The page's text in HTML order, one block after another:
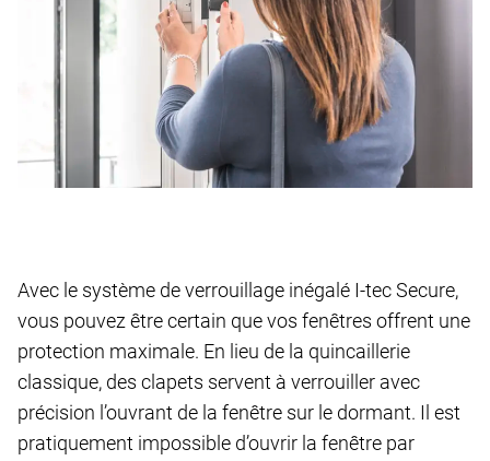
Avec le système de verrouillage inégalé I-tec Secure,
vous pouvez être certain que vos fenêtres offrent une
protection maximale. En lieu de la quincaillerie
classique, des clapets servent à verrouiller avec
précision l’ouvrant de la fenêtre sur le dormant. Il est
pratiquement impossible d’ouvrir la fenêtre par